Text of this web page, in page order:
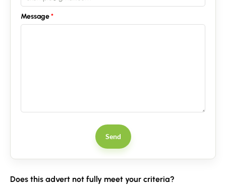
Message
Send
Does this advert not fully meet your criteria?